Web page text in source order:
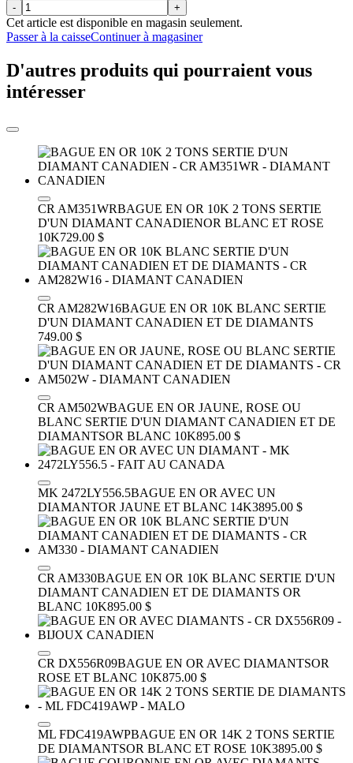
- +
Cet article est disponible en magasin seulement.
Passer à la caisseContinuer à magasiner
D'autres produits qui pourraient vous
intéresser
CR AM351WRBAGUE EN OR 10K 2 TONS SERTIE
D'UN DIAMANT CANADIENOR BLANC ET ROSE
10K729.00 $
CR AM282W16BAGUE EN OR 10K BLANC SERTIE
D'UN DIAMANT CANADIEN ET DE DIAMANTS
749.00 $
CR AM502WBAGUE EN OR JAUNE, ROSE OU
BLANC SERTIE D'UN DIAMANT CANADIEN ET DE
DIAMANTSOR BLANC 10K895.00 $
MK 2472LY556.5BAGUE EN OR AVEC UN
DIAMANTOR JAUNE ET BLANC 14K3895.00 $
CR AM330BAGUE EN OR 10K BLANC SERTIE D'UN
DIAMANT CANADIEN ET DE DIAMANTS OR
BLANC 10K895.00 $
CR DX556R09BAGUE EN OR AVEC DIAMANTSOR
ROSE ET BLANC 10K875.00 $
ML FDC419AWPBAGUE EN OR 14K 2 TONS SERTIE
DE DIAMANTSOR BLANC ET ROSE 10K3895.00 $